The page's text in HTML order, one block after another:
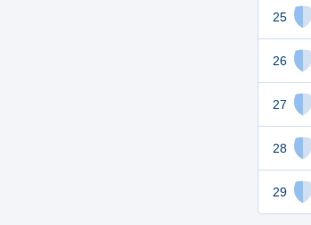
25
26
27
28
29